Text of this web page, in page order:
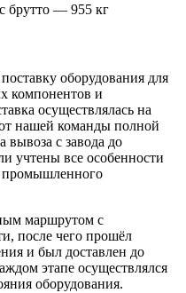
брутто — 955 кг
оборудования для
компонентов и
осуществлялась на
нашей команды полной
вывоза с завода до
учтены все особенности
промышленного
маршрутом с
после чего прошёл
и был доставлен до
этапе осуществлялся
оборудования.